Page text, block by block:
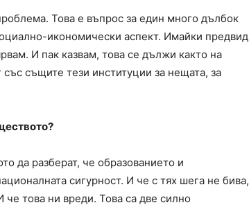
Това е въпрос за един много дълбок
икономически аспект. Имайки предвид
И пак казвам, това се дължи както на
същите тези институции за нещата, за
да разберат, че образованието и
сигурност. И че с тях шега не бива,
това ни вреди. Това са две силно